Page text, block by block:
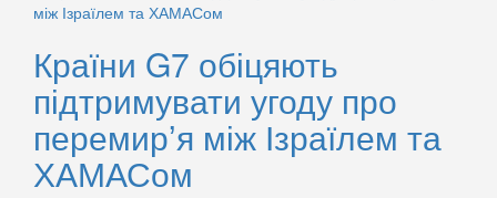
Країни G7 обіцяють
підтримувати угоду про
перемирʼя між Ізраїлем та
ХАМАСом